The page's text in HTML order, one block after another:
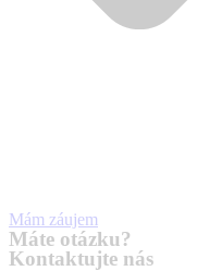
Mám záujem
Máte otázku?
Kontaktujte nás